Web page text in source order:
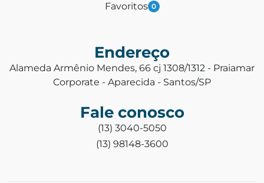
Favoritos 0
Endereço
Alameda Armênio Mendes, 66 cj 1308/1312 - Praiamar
Corporate - Aparecida - Santos/SP
Fale conosco
(13) 3040-5050
(13) 98148-3600